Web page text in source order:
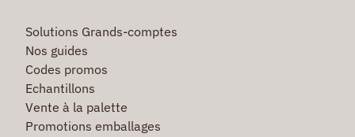
Solutions Grands-comptes
Nos guides
Codes promos
Echantillons
Vente à la palette
Promotions emballages